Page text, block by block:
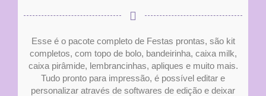
Esse é o pacote completo de Festas prontas, são kit
completos, com topo de bolo, bandeirinha, caixa milk,
caixa pirâmide, lembrancinhas, apliques e muito mais.
Tudo pronto para impressão, é possível editar e
personalizar através de softwares de edição e deixar